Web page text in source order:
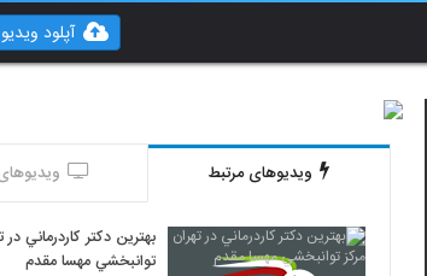
آپلود ویدیو
ویدیوهای مرتبط
بهترين دكتر كاردرماني در
توانبخشي مهسا مقدم